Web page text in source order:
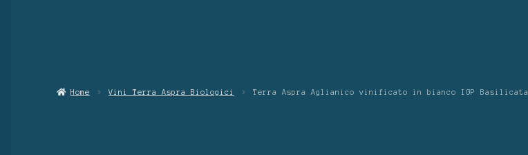
Home Vini Terra Aspra Biologici Terra Aspra Aglianico vinificato in bianco IGP Basilicata